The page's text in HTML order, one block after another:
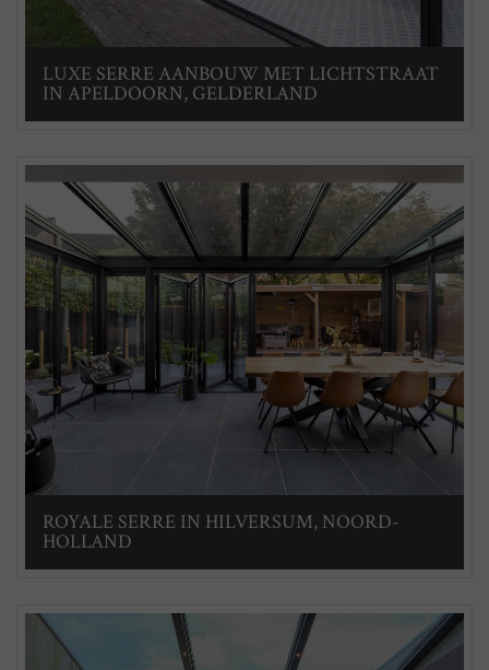
LUXE SERRE AANBOUW MET LICHTSTRAAT
IN APELDOORN, GELDERLAND
ROYALE SERRE IN HILVERSUM, NOORD-
HOLLAND